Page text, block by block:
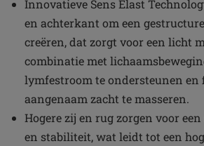
Innovatieve Sens Elast
en achterkant om een
creëren, dat zorgt voor een licht
combinatie met
lymfestroom te ondersteunen en
aangenaam zacht te masseren.
Hogere zij en rug zorgen voor
en stabiliteit, wat leidt tot een